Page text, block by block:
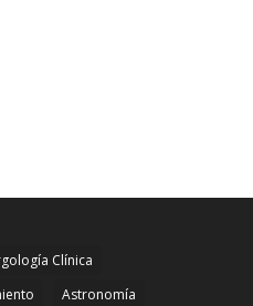
Clínica
Astronomía